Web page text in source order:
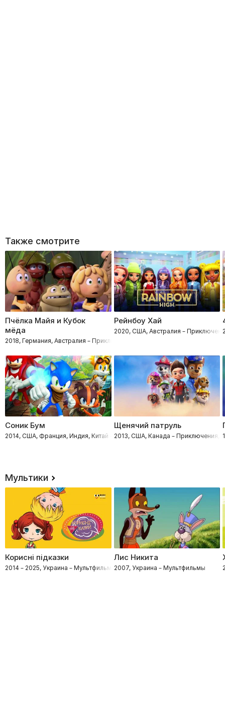
Также смотрите
Пчёлка Майя и Кубок
мёда
2018, Германия, Австралия – Приключения, Комедии, Мультфильмы,
Рейнбоу Хай
2020, США, Австралия –
Соник Бум
2014, США, Франция, Индия, Китай – Фантастика, Приключения,
Щенячий патруль
2013, США, Канада – Приключения,
Мультики
Корисні підказки
2014 – 2025, Украина – Мультфильмы
Лис Никита
2007, Украина – Мультфильмы